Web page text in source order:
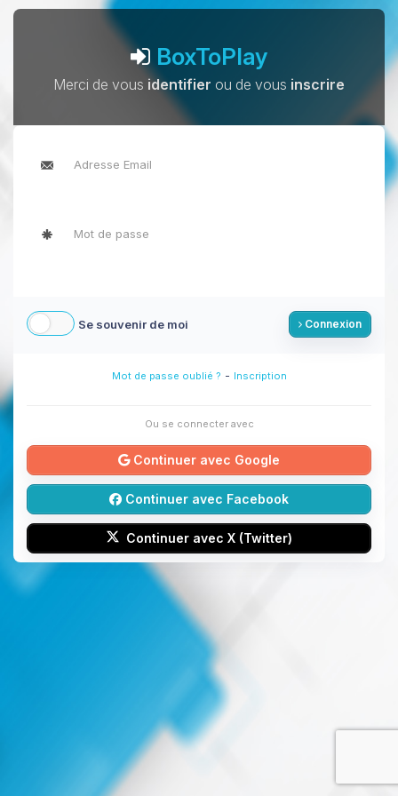
BoxToPlay
Merci de vous identifier ou de vous inscrire
Se souvenir de moi Connexion
Mot de passe oublié ? - Inscription
Ou se connecter avec
Continuer avec Google
Continuer avec Facebook
Continuer avec X (Twitter)